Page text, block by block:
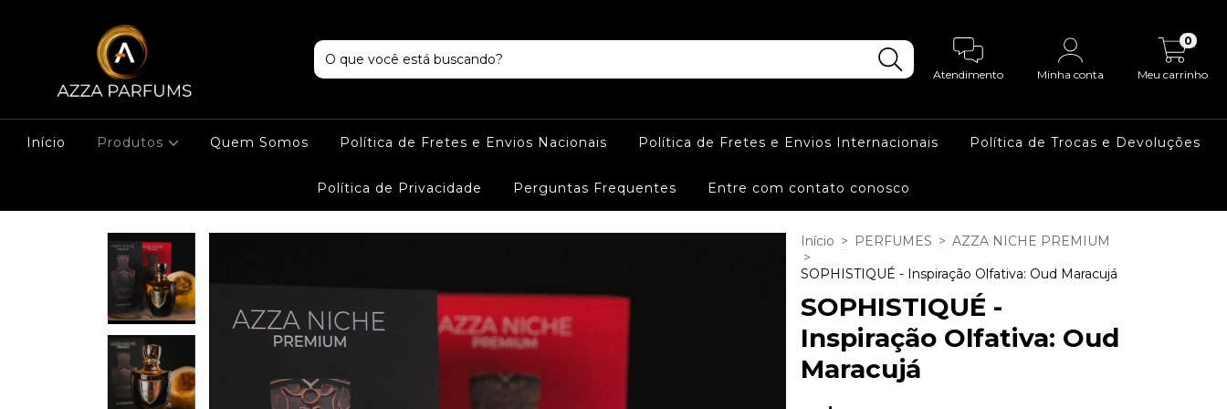
Atendimento Minha conta Meu carrinho
0
Início Produtos Quem Somos Política de Fretes e Envios Nacionais Política de Fretes e Envios Internacionais Política de Trocas e Devoluções
Política de Privacidade Perguntas Frequentes Entre com contato conosco
Início > PERFUMES > AZZA NICHE PREMIUM
>
SOPHISTIQUÉ - Inspiração Olfativa: Oud Maracujá
SOPHISTIQUÉ -
Inspiração Olfativa: Oud
Maracujá